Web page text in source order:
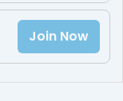
Join Now